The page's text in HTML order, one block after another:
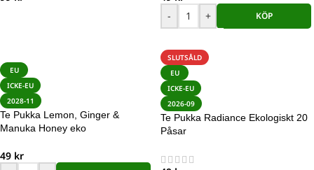
-
+ KÖP
EU
ICKE-EU
2028-11
Te Pukka Lemon, Ginger &
Manuka Honey eko
49 kr
SLUTSÅLD
EU
ICKE-EU
2026-09
Te Pukka Radiance Ekologiskt 20
Påsar